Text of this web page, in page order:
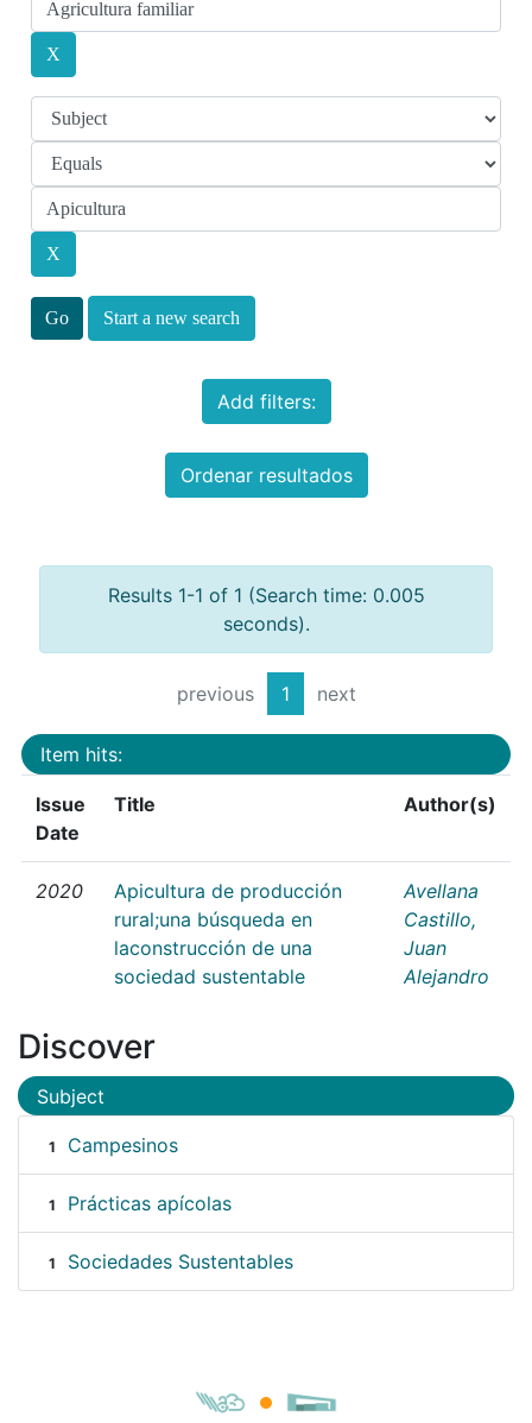
Start a new search
Add filters:
Ordenar resultados
Results 1-1 of 1 (Search time: 0.005
seconds).
previous 1 next
Item hits:
Issue
Date
Title Author(s)
2020
Apicultura de producción
rural;una búsqueda en
laconstrucción de una
sociedad sustentable
Avellana
Castillo,
Juan
Alejandro
Discover
Subject
1 Campesinos
1 Prácticas apícolas
1 Sociedades Sustentables